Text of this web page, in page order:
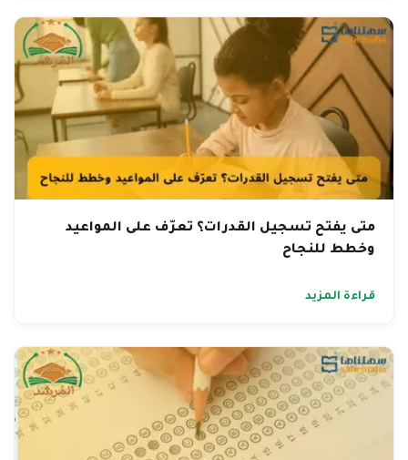
متى يفتح تسجيل القدرات؟ تعرّف على المواعيد
وخطط للنجاح
قراءة المزيد